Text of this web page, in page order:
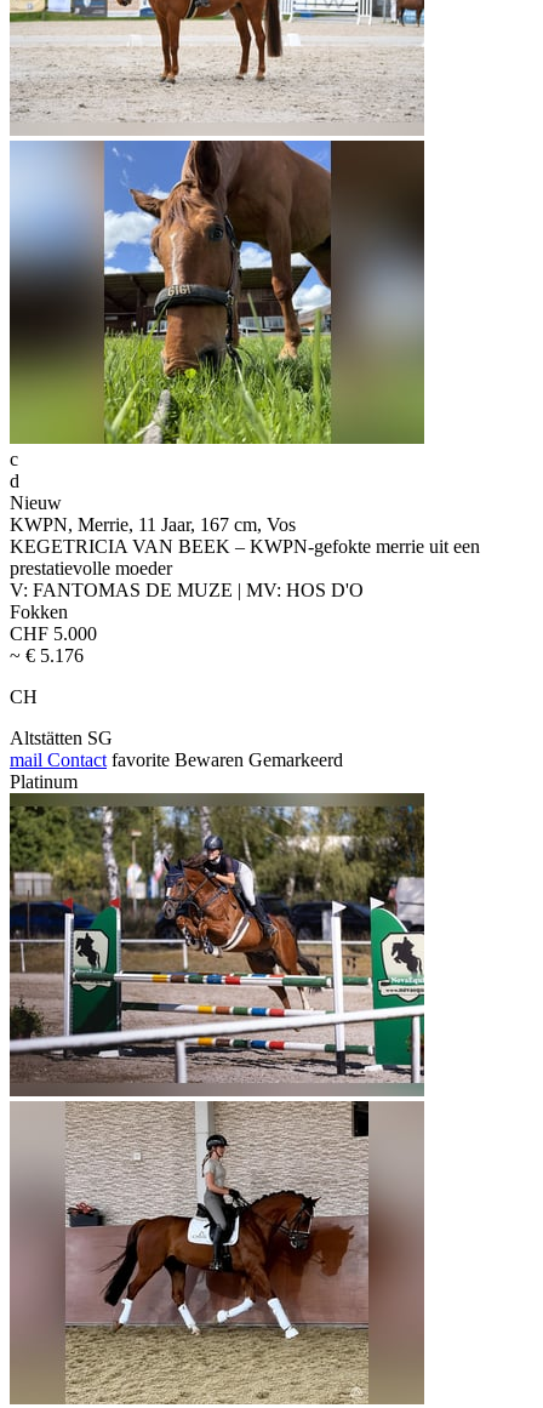
c
d
Nieuw
KWPN, Merrie, 11 Jaar, 167 cm, Vos
KEGETRICIA VAN BEEK – KWPN-gefokte merrie uit een
prestatievolle moeder
V: FANTOMAS DE MUZE | MV: HOS D'O
Fokken
CHF 5.000
~ € 5.176
CH
Altstätten SG
mail Contact favorite Bewaren Gemarkeerd
Platinum